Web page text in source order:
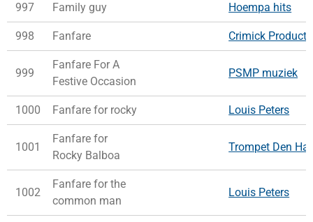
997 Family guy Hoempa hits
998 Fanfare Crimick
999
Fanfare For A
Festive Occasion
PSMP muziek
1000 Fanfare for rocky Louis Peters
1001
Fanfare for
Rocky Balboa
Trompet Den
1002
Fanfare for the
common man
Louis Peters